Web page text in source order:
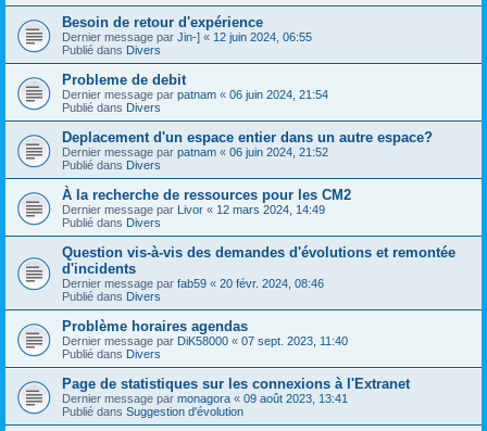
Besoin de retour d'expérience
Dernier message par Jin-] « 12 juin 2024, 06:55
Publié dans Divers
Probleme de debit
Dernier message par patnam « 06 juin 2024, 21:54
Publié dans Divers
Deplacement d'un espace entier dans un autre espace?
Dernier message par patnam « 06 juin 2024, 21:52
Publié dans Divers
À la recherche de ressources pour les CM2
Dernier message par Livor « 12 mars 2024, 14:49
Publié dans Divers
Question vis-à-vis des demandes d'évolutions et remontée
d'incidents
Dernier message par fab59 « 20 févr. 2024, 08:46
Publié dans Divers
Problème horaires agendas
Dernier message par DiK58000 « 07 sept. 2023, 11:40
Publié dans Divers
Page de statistiques sur les connexions à l'Extranet
Dernier message par monagora « 09 août 2023, 13:41
Publié dans Suggestion d'évolution